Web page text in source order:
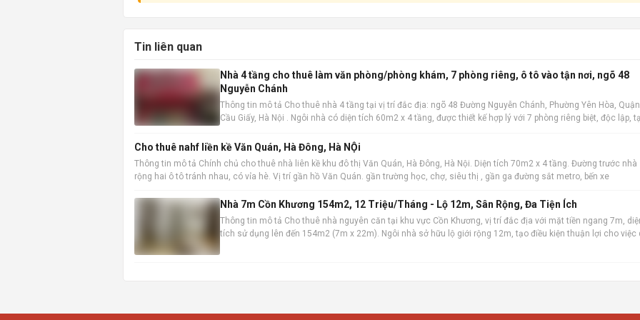
Tin liên quan
Nhà 4 tầng cho thuê làm văn phòng/phòng khám, 7 phòng riêng, ô tô vào tận nơi, ngõ 48
Nguyễn Chánh
Thông tin mô tả Cho thuê nhà 4 tầng tại vị trí đắc địa: ngõ 48 Đường Nguyễn Chánh, Phường Yên Hòa, Quận
Cầu Giấy, Hà Nội . Ngôi nhà có diện tích 60m2 x 4 tầng, được thiết kế hợp lý với 7 phòng riêng biệt, độc lập,
Cho thuê nahf liền kề Văn Quán, Hà Đông, Hà NỘi
Thông tin mô tả Chính chủ cho thuê nhà liên kề khu đô thị Văn Quán, Hà Đông, Hà Nội. Diện tích 70m2 x 4 tầng. Đường trước nhà
rộng hai ô tô tránh nhau, có vỉa hè. Vị trí gần hồ Văn Quán. gần trường học, chợ, siêu thị , gần ga đường sắt metro, bến xe
Nhà 7m Cồn Khương 154m2, 12 Triệu/Tháng - Lộ 12m, Sân Rộng, Đa Tiện Ích
Thông tin mô tả Cho thuê nhà nguyên căn tại khu vực Cồn Khương, vị trí đắc địa với mặt tiền ngang 7m,
tích sử dụng lên đến 154m2 (7m x 22m). Ngôi nhà sở hữu lộ giới rộng 12m, tạo điều kiện thuận lợi cho việc